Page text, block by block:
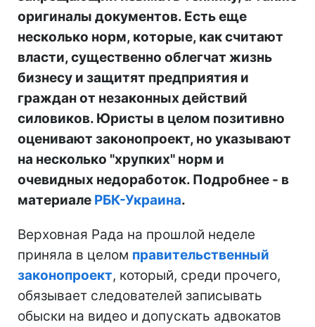
оригиналы документов. Есть еще
несколько норм, которые, как считают
власти, существенно облегчат жизнь
бизнесу и защитят предприятия и
граждан от незаконных действий
силовиков. Юристы в целом позитивно
оценивают законопроект, но указывают
на несколько "хрупких" норм и
очевидных недоработок. Подробнее - в
материале РБК-Украина.
Верховная Рада на прошлой неделе
приняла в целом правительственный
законопроект, который, среди прочего,
обязывает следователей записывать
обыски на видео и допускать адвокатов